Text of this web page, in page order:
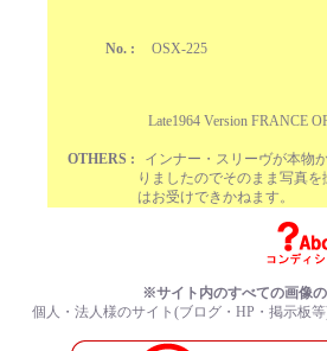
No. : OSX-225
OTHERS :
Late1964 Version FRANCE
インナー・スリーヴが本物
りましたのでそのまま写真
はお受けできかねます。
※サイト内のすべての画像
個人・法人様のサイト(ブログ・HP・掲示板